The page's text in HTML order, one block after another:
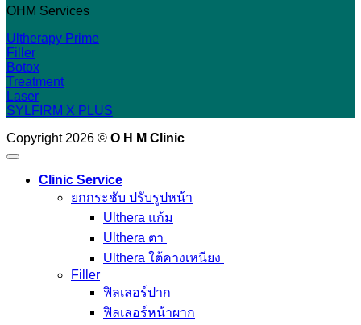
OHM Services
Ultherapy Prime
Filler
Botox
Treatment
Laser
SYLFIRM X PLUS
Copyright 2026 © O H M Clinic
Clinic Service
ยกกระชับ ปรับรูปหน้า
Ulthera แก้ม
Ulthera ตา
Ulthera ใต้คางเหนียง
Filler
ฟิลเลอร์ปาก
ฟิลเลอร์หน้าผาก